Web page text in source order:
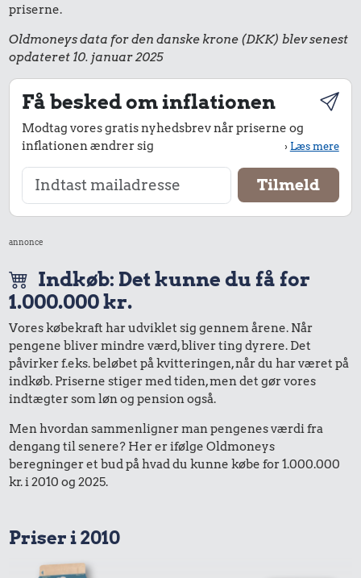
priserne.
Oldmoneys data for den danske krone (DKK) blev senest
opdateret 10. januar 2025
Få besked om inflationen
Modtag vores gratis nyhedsbrev når priserne og
inflationen ændrer sig
›Læs mere
annonce
Indkøb: Det kunne du få for
1.000.000 kr.
Vores købekraft har udviklet sig gennem årene. Når
pengene bliver mindre værd, bliver ting dyrere. Det
påvirker f.eks. beløbet på kvitteringen, når du har været på
indkøb. Priserne stiger med tiden, men det gør vores
indtægter som løn og pension også.
Men hvordan sammenligner man pengenes værdi fra
dengang til senere? Her er ifølge Oldmoneys
beregninger et bud på hvad du kunne købe for 1.000.000
kr. i 2010 og 2025.
Priser i 2010